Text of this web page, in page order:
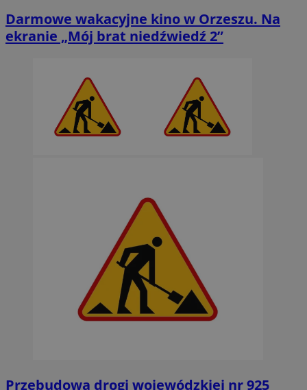
Darmowe wakacyjne kino w Orzeszu. Na
ekranie „Mój brat niedźwiedź 2”
Przebudowa drogi wojewódzkiej nr 925